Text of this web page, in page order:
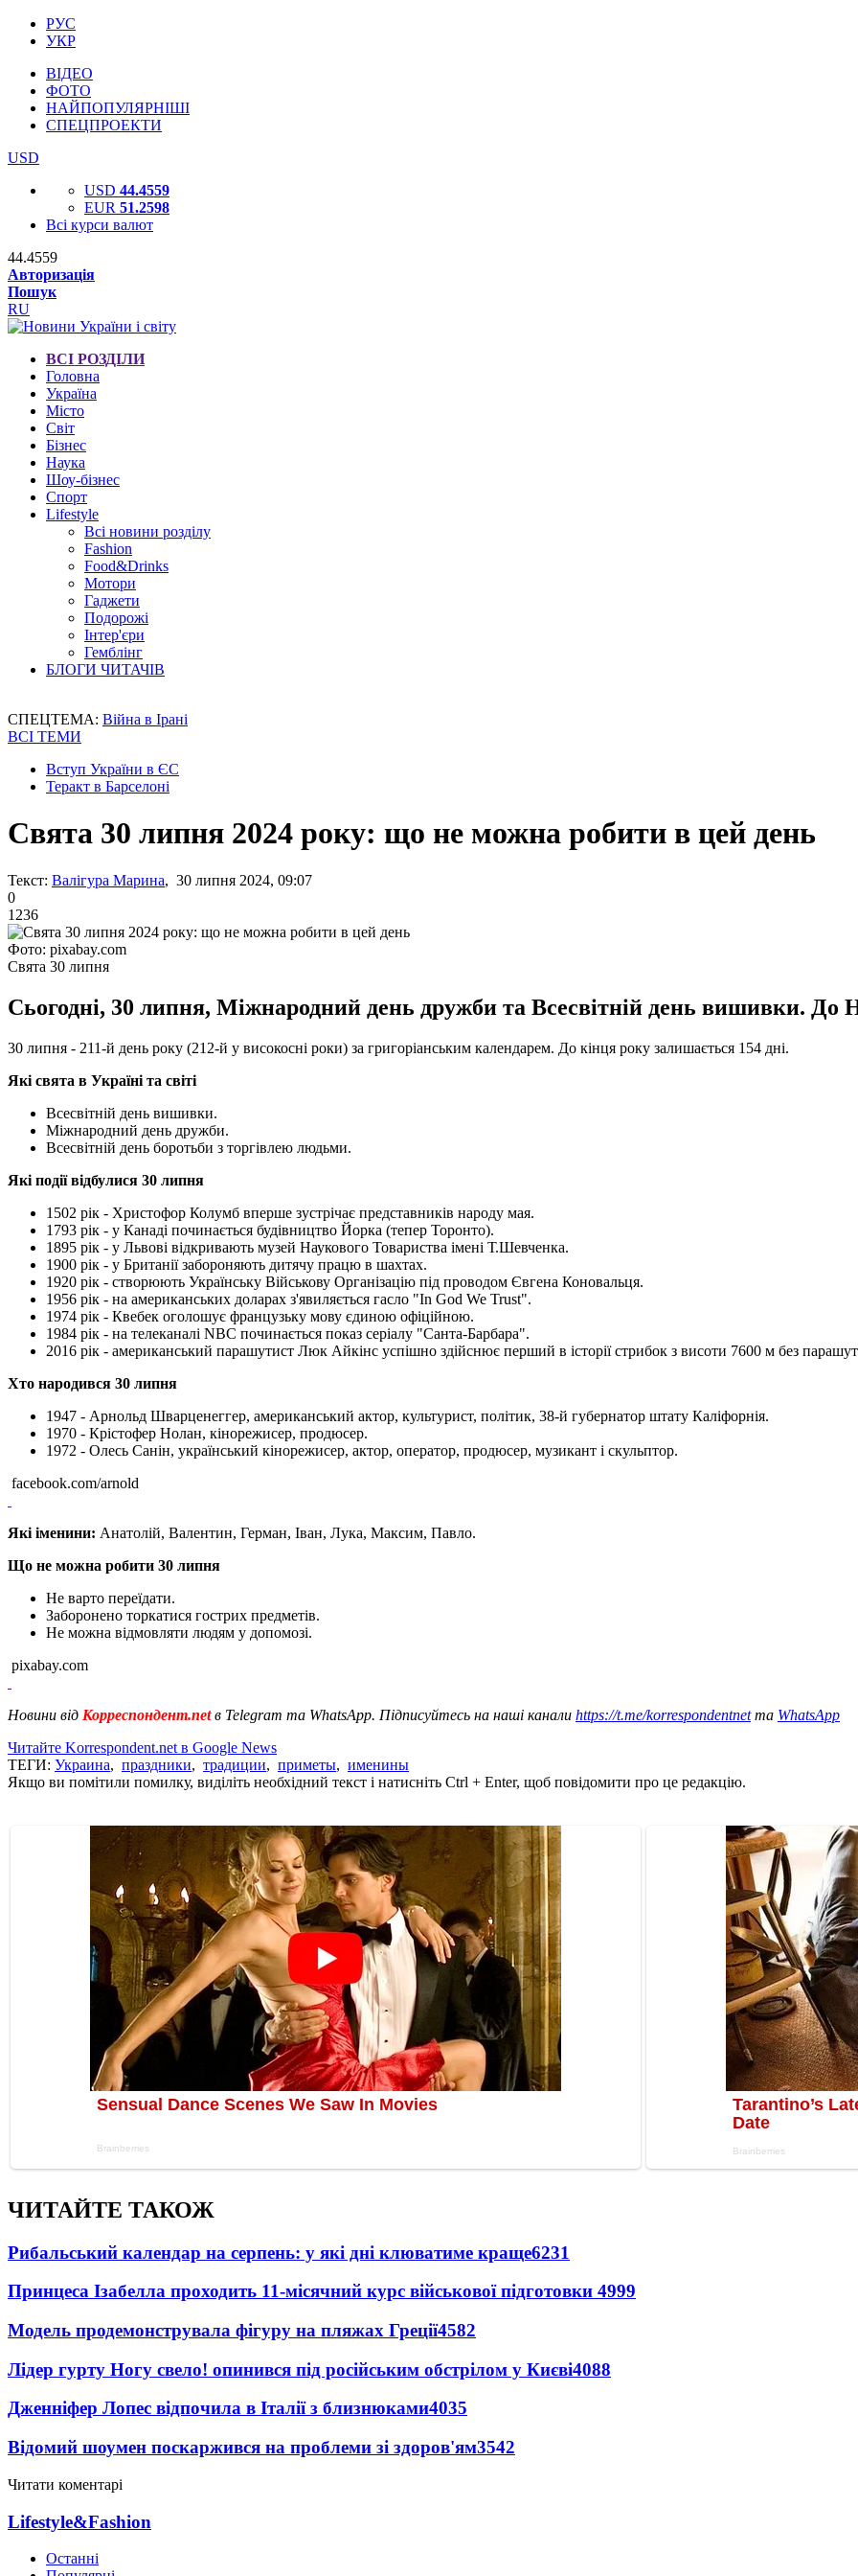
РУС
УКР
ВІДЕО
ФОТО
НАЙПОПУЛЯРНІШІ
СПЕЦПРОЕКТИ
USD
USD 44.4559
EUR 51.2598
Всі курси валют
44.4559
Авторизація
Пошук
RU
ВСІ РОЗДІЛИ
Головна
Україна
Місто
Світ
Бізнес
Наука
Шоу-бізнес
Спорт
Lifestyle
Всі новини розділу
Fashion
Food&Drinks
Мотори
Гаджети
Подорожі
Інтер'єри
Гемблінг
БЛОГИ ЧИТАЧІВ
СПЕЦТЕМА: Війна в Ірані
ВСІ ТЕМИ
Вступ України в ЄС
Теракт в Барселоні
Свята 30 липня 2024 року: що не можна робити в цей день
Текст: Валігура Марина, 30 липня 2024, 09:07
0
1236
Фото: pixabay.com
Свята 30 липня
Сьогодні, 30 липня, Міжнародний день дружби та Всесвітній день вишивки. До
30 липня - 211-й день року (212-й у високосні роки) за григоріанським календарем. До кінця року залишається 154 дні.
Які свята в Україні та світі
Всесвітній день вишивки.
Міжнародний день дружби.
Всесвітній день боротьби з торгівлею людьми.
Які події відбулися 30 липня
1502 рік - Христофор Колумб вперше зустрічає представників народу мая.
1793 рік - у Канаді починається будівництво Йорка (тепер Торонто).
1895 рік - у Львові відкривають музей Наукового Товариства імені Т.Шевченка.
1900 рік - у Британії забороняють дитячу працю в шахтах.
1920 рік - створюють Українську Військову Організацію під проводом Євгена Коновальця.
1956 рік - на американських доларах з'явиляється гасло "In God We Trust".
1974 рік - Квебек оголошує французьку мову єдиною офіційною.
1984 рік - на телеканалі NBC починається показ серіалу "Санта-Барбара".
2016 рік - американський парашутист Люк Айкінс успішно здійснює перший в історії стрибок з висоти 7600 м без
Хто народився 30 липня
1947 - Арнольд Шварценеггер, американський актор, культурист, політик, 38-й губернатор штату Каліфорнія.
1970 - Крістофер Нолан, кінорежисер, продюсер.
1972 - Олесь Санін, український кінорежисер, актор, оператор, продюсер, музикант і скульптор.
facebook.com/arnold
Які іменини: Анатолій, Валентин, Герман, Іван, Лука, Максим, Павло.
Що не можна робити 30 липня
Не варто переїдати.
Заборонено торкатися гострих предметів.
Не можна відмовляти людям у допомозі.
pixabay.com
Новини від Корреспондент.netв Telegram та WhatsApp. Підписуйтесь на наші канали https://t.me/korrespondentnetта WhatsApp
Читайте Korrespondent.net в Google News
ТЕГИ: Украина, праздники, традиции, приметы, именины
Якщо ви помітили помилку, виділіть необхідний текст і натисніть Ctrl + Enter, щоб повідомити про це редакцію.
ЧИТАЙТЕ ТАКОЖ
Рибальський календар на серпень: у які дні клюватиме краще6231
Принцеса Ізабелла проходить 11-місячний курс військової підготовки 4999
Модель продемонструвала фігуру на пляжах Греції4582
Лідер гурту Ногу свело! опинився під російським обстрілом у Києві4088
Дженніфер Лопес відпочила в Італії з близнюками4035
Відомий шоумен поскаржився на проблеми зі здоров'ям3542
Читати коментарі
Lifestyle&Fashion
Останні